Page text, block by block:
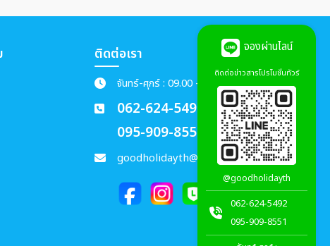
ติดต่อเรา
จันทร์-ศุกร์ : 09.00 - 18.00 น.
062-624-5492
095-909-8551
goodholidayth@gmail.com
จองผ่านไลน์
ติดต่อข่าวสารโปรโมชั่นทัวร์
@goodholidayth
062-624-5492
095-909-8551